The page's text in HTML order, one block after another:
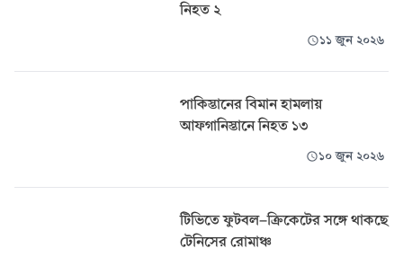
নিহত ২
১১ জুন ২০২৬
পাকিস্তানের বিমান হামলায়
আফগানিস্তানে নিহত ১৩
১০ জুন ২০২৬
টিভিতে ফুটবল-ক্রিকেটের সঙ্গে থাকছে
টেনিসের রোমাঞ্চ